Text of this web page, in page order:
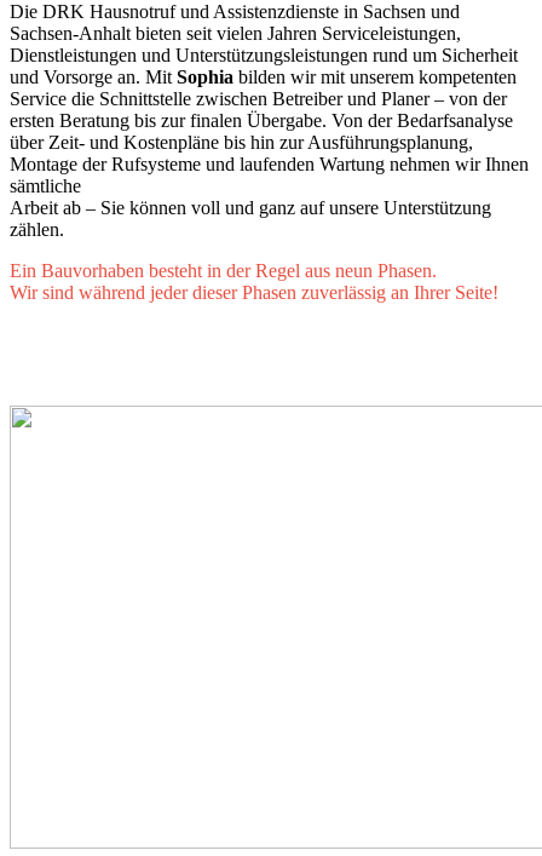
Die DRK Hausnotruf und Assistenzdienste in Sachsen und
Sachsen-Anhalt bieten seit vielen Jahren Serviceleistungen,
Dienstleistungen und Unterstützungsleistungen rund um Sicherheit
und Vorsorge an. Mit Sophia bilden wir mit unserem kompetenten
Service die Schnittstelle zwischen Betreiber und Planer – von der
ersten Beratung bis zur finalen Übergabe. Von der Bedarfsanalyse
über Zeit- und Kostenpläne bis hin zur Ausführungsplanung,
Montage der Rufsysteme und laufenden Wartung nehmen wir Ihnen
sämtliche
Arbeit ab – Sie können voll und ganz auf unsere Unterstützung
zählen.
Ein Bauvorhaben besteht in der Regel aus neun Phasen.
Wir sind während jeder dieser Phasen zuverlässig an Ihrer Seite!